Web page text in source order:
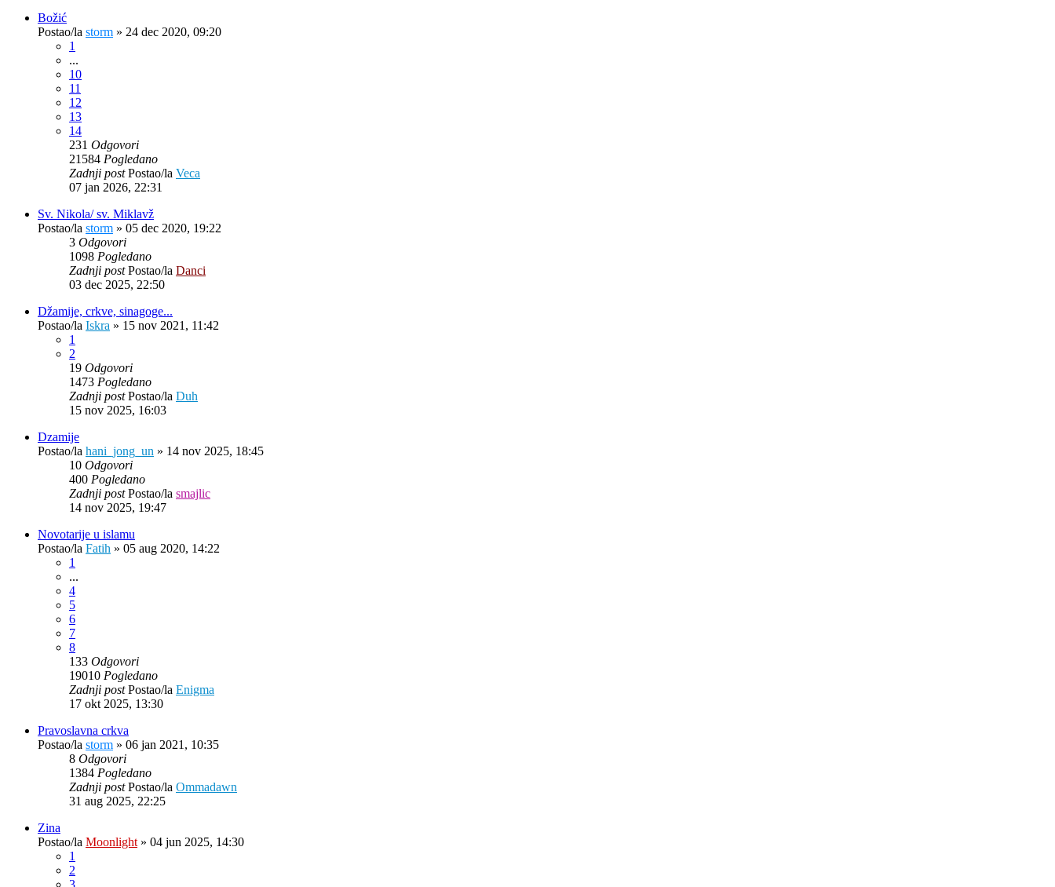
Božić
Postao/la storm » 24 dec 2020, 09:20
1
...
10
11
12
13
14
231 Odgovori
21584 Pogledano
Zadnji postPostao/la Veca
07 jan 2026, 22:31
Sv. Nikola/ sv. Miklavž
Postao/la storm » 05 dec 2020, 19:22
3 Odgovori
1098 Pogledano
Zadnji postPostao/la Danci
03 dec 2025, 22:50
Džamije, crkve, sinagoge...
Postao/la Iskra » 15 nov 2021, 11:42
1
2
19 Odgovori
1473 Pogledano
Zadnji postPostao/la Duh
15 nov 2025, 16:03
Dzamije
Postao/la hani_jong_un » 14 nov 2025, 18:45
10 Odgovori
400 Pogledano
Zadnji postPostao/la smajlic
14 nov 2025, 19:47
Novotarije u islamu
Postao/la Fatih » 05 aug 2020, 14:22
1
...
4
5
6
7
8
133 Odgovori
19010 Pogledano
Zadnji postPostao/la Enigma
17 okt 2025, 13:30
Pravoslavna crkva
Postao/la storm » 06 jan 2021, 10:35
8 Odgovori
1384 Pogledano
Zadnji postPostao/la Ommadawn
31 aug 2025, 22:25
Zina
Postao/la Moonlight » 04 jun 2025, 14:30
1
2
3